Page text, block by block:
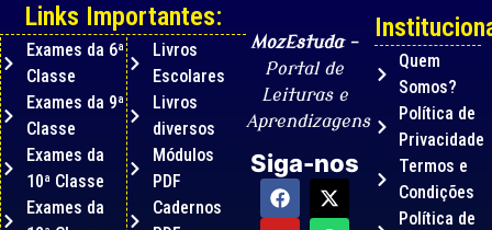
MozEstuda–
Portal de
Leituras e
Aprendizagens
Siga-nos
Quem
Somos?
Política de
Privacidade
Termos e
Condições
Política de
Links Importantes:
Exames da 6ª
Classe
Exames da 9ª
Classe
Exames da
10ª Classe
Exames da
Livros
Escolares
Livros
diversos
Módulos
PDF
Cadernos